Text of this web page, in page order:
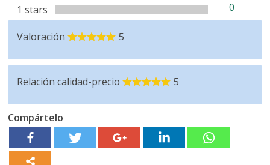
1 stars
0
Valoración 5
Relación calidad-precio 5
Compártelo